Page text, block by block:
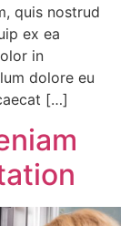
quis nostrud
ex ea
in
dolore eu
[…]